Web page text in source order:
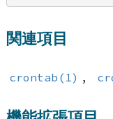
関連項目
crontab(1) ,